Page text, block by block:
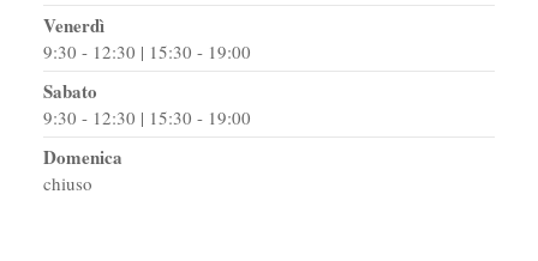
Venerdì
9:30 - 12:30 | 15:30 - 19:00
Sabato
9:30 - 12:30 | 15:30 - 19:00
Domenica
chiuso